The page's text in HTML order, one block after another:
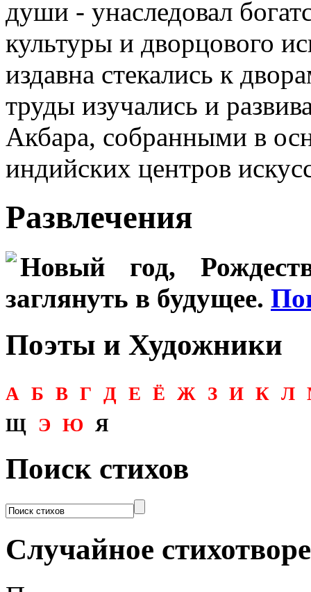
души - унаследовал
культуры и дворцового
издавна стекались к
труды изучались и
Акбара, собранными в
индийских центров
Развлечения
Новый год,
заглянуть в будущее.
Поэты и Художники
А Б В Г Д Е Ё Ж З И К Л
Щ Э Ю Я
Поиск стихов
Случайное